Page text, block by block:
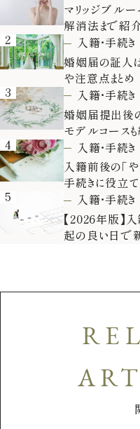
マリッジブルー
解消法まで紹
2
入籍・手続き
婚姻届の証人
や注意点まとめ
3
入籍・手続き
婚姻届提出後
モデルコース
4
入籍・手続き
入籍前後の「や
手続きに役立
5
入籍・手続き
【2026年版】
起の良い日で